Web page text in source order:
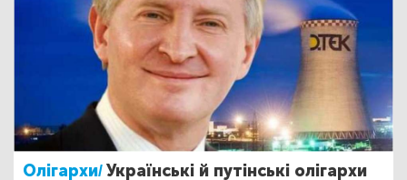
Олігархи/Українські й путінські олігархи